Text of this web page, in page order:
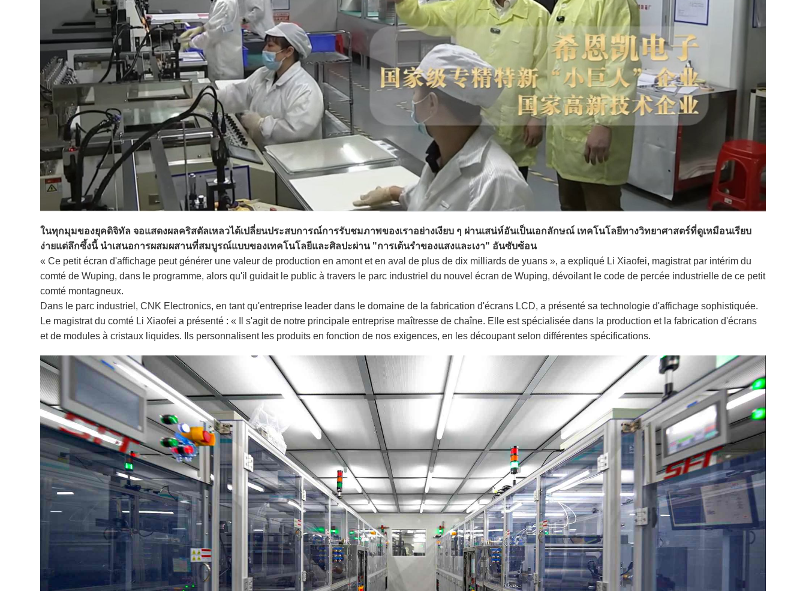
ในทุกมุมของยุคดิจิทัล จอแสดงผลคริสตัลเหลวได้เปลี่ยนประสบการณ์การรับชมภาพของเราอย่างเงียบ ๆ ผ่านเสน่ห์อันเป็นเอกลักษณ์ เทคโนโลยีทางวิทยาศาสตร์ที่ดูเหมือนเรียบ
ง่ายแต่ลึกซึ้งนี้ นำเสนอการผสมผสานที่สมบูรณ์แบบของเทคโนโลยีและศิลปะผ่าน "การเต้นรำของแสงและเงา" อันซับซ้อน
« Ce petit écran d'affichage peut générer une valeur de production en amont et en aval de plus de dix milliards de yuans », a expliqué Li Xiaofei, magistrat par intérim du
comté de Wuping, dans le programme, alors qu'il guidait le public à travers le parc industriel du nouvel écran de Wuping, dévoilant le code de percée industrielle de ce petit
comté montagneux.
Dans le parc industriel, CNK Electronics, en tant qu'entreprise leader dans le domaine de la fabrication d'écrans LCD, a présenté sa technologie d'affichage sophistiquée.
Le magistrat du comté Li Xiaofei a présenté : « Il s'agit de notre principale entreprise maîtresse de chaîne. Elle est spécialisée dans la production et la fabrication d'écrans
et de modules à cristaux liquides. Ils personnalisent les produits en fonction de nos exigences, en les découpant selon différentes spécifications.